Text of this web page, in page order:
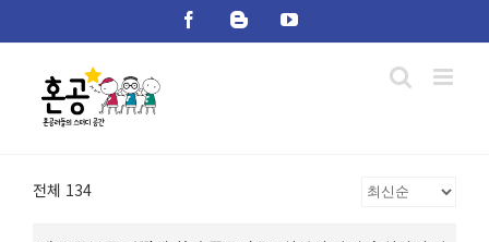
FacebookBloggerYouTube
전체 134